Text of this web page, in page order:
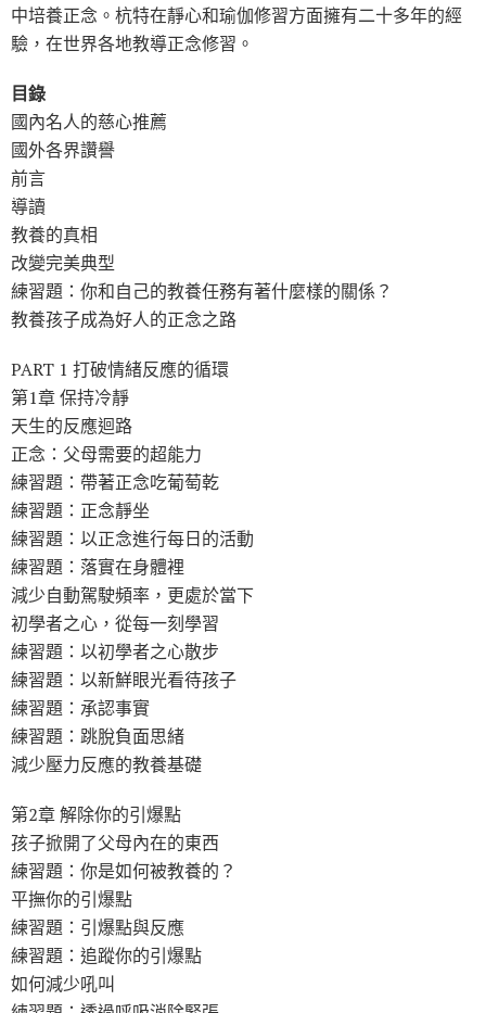
中培養正念。杭特在靜心和瑜伽修習方面擁有二十多年的經
驗，在世界各地教導正念修習。
目錄
國內名人的慈心推薦
國外各界讚譽
前言
導讀
教養的真相
改變完美典型
練習題：你和自己的教養任務有著什麼樣的關係？
教養孩子成為好人的正念之路
PART 1 打破情緒反應的循環
第1章 保持冷靜
天生的反應迴路
正念：父母需要的超能力
練習題：帶著正念吃葡萄乾
練習題：正念靜坐
練習題：以正念進行每日的活動
練習題：落實在身體裡
減少自動駕駛頻率，更處於當下
初學者之心，從每一刻學習
練習題：以初學者之心散步
練習題：以新鮮眼光看待孩子
練習題：承認事實
練習題：跳脫負面思緒
減少壓力反應的教養基礎
第2章 解除你的引爆點
孩子掀開了父母內在的東西
練習題：你是如何被教養的？
平撫你的引爆點
練習題：引爆點與反應
練習題：追蹤你的引爆點
如何減少吼叫